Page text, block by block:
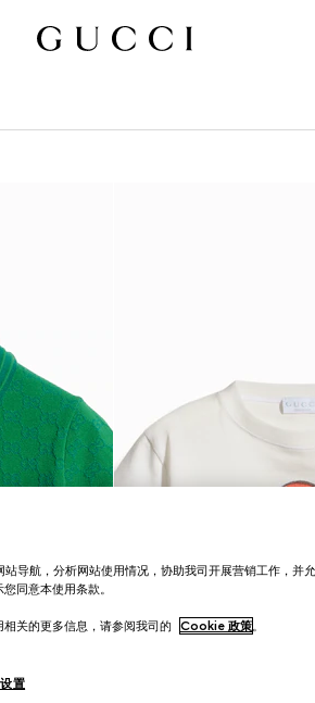
导航，分析网站使用情况，协助我司开展营销工作，并
同意本使用条款。
关的更多信息，请参阅我司的 Cookie 政策。
置